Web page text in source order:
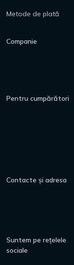
Metode de plată
Companie
Pentru cumpărători
Contacte și adresa
Suntem pe rețelele
sociale